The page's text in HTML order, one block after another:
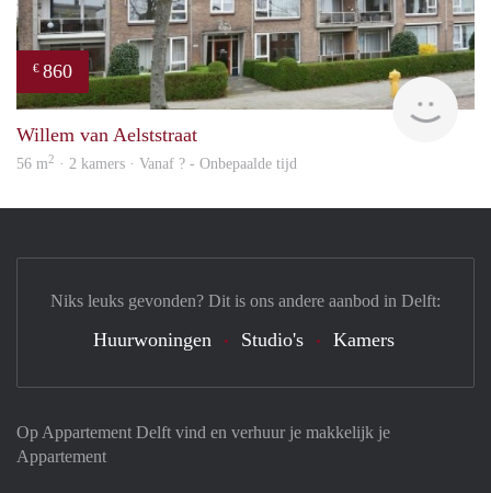
€ 860
Willem van Aelststraat
56 m2 · 2 kamers · Vanaf ? - Onbepaalde tijd
Op Appartement Delft vind en verhuur je makkelijk je
Appartement
Niks leuks gevonden? Dit is ons andere aanbod in Delft:
Huurwoningen Studio's Kamers